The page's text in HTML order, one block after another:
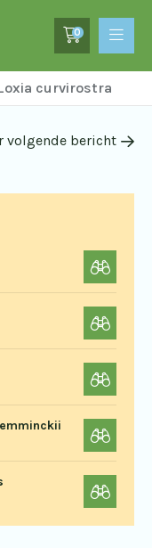
0
curvirostra
volgende bericht